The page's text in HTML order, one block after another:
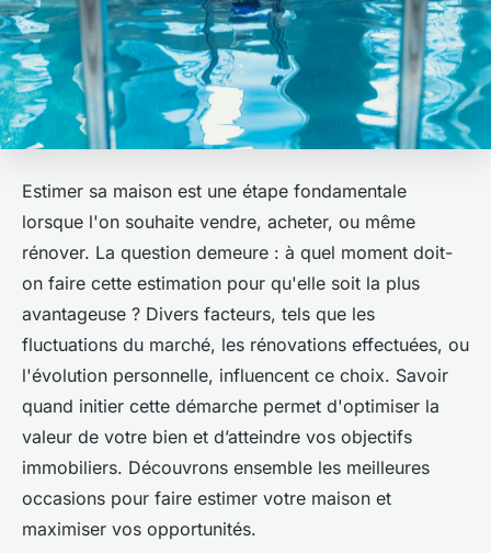
Estimer sa maison est une étape fondamentale
lorsque l'on souhaite vendre, acheter, ou même
rénover. La question demeure : à quel moment doit-
on faire cette estimation pour qu'elle soit la plus
avantageuse ? Divers facteurs, tels que les
fluctuations du marché, les rénovations effectuées, ou
l'évolution personnelle, influencent ce choix. Savoir
quand initier cette démarche permet d'optimiser la
valeur de votre bien et d’atteindre vos objectifs
immobiliers. Découvrons ensemble les meilleures
occasions pour faire estimer votre maison et
maximiser vos opportunités.